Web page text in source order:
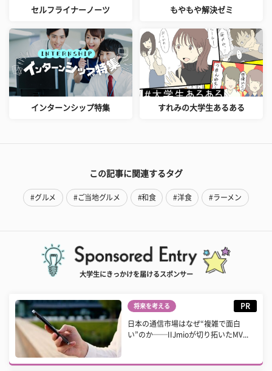
セルフライナーノーツ もやもや解決ゼミ
インターンシップ特集 すれみの大学生あるある
この記事に関連するタグ
#グルメ #ご当地グルメ #和食 #洋食 #ラーメン
大学生にきっかけを届けるスポンサー
将来を考える PR
日本の通信市場はなぜ“複雑で面白
い”のか──IIJmioが切り拓いたMV...